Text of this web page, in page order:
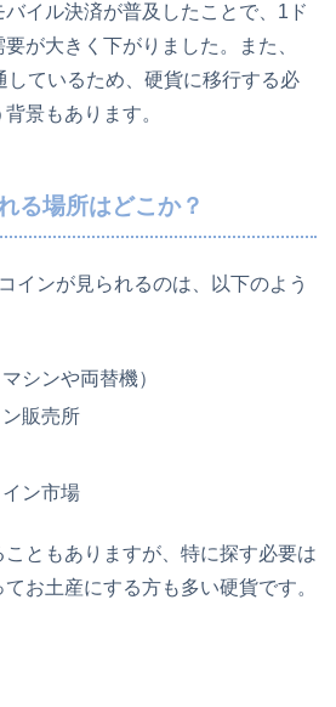
イル決済が普及したことで、1ド
が大きく下がりました。また、
しているため、硬貨に移行する必
景もあります。
る場所はどこか？
インが見られるのは、以下のよう
シンや両替機）
販売所
ン市場
ともありますが、特に探す必要は
お土産にする方も多い硬貨です。